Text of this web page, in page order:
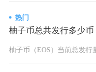
热门
柚子币总共发行多少币